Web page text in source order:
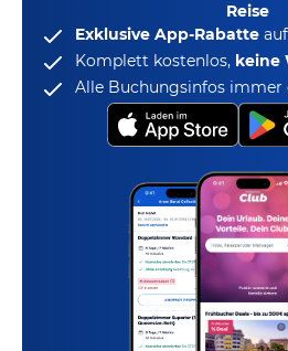
Reise
Exklusive App-Rabatte
Komplett kostenlos, keine
Alle Buchungsinfos